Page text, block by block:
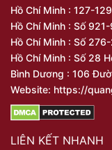
Hồ Chí Minh : 127-
Hồ Chí Minh : Số
Hồ Chí Minh : Số
Hồ Chí Minh : Số 28
Bình Dương : 106
Website: https://
LIÊN KẾT NHANH